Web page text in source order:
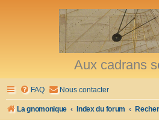
Aux cadrans
FAQ Nous contacter
La gnomonique Index du forum